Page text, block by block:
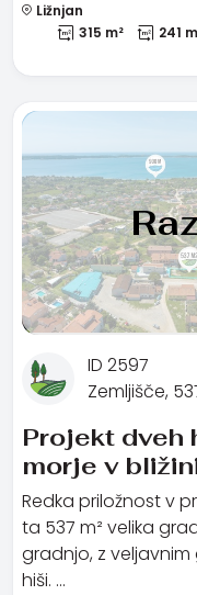
Ližnjan
315 m²
241
ID 2597
Zemljišče,
Projekt dveh
morje v
Redka priložnost v
ta 537 m² velika
gradnjo, z
hiši. …